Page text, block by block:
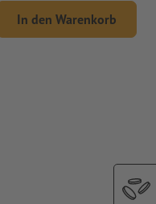
In den Warenkorb